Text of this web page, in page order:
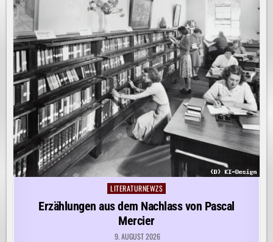
Posted
LITERATURNEWZS
Erzählungen aus dem Nachlass von Pascal
Mercier
9. AUGUST 2026